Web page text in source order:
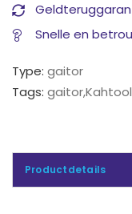
Snelle en
Type: gaitor
Tags: gaitor,
Productdetails